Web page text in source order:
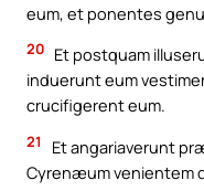
eum, et ponentes
20 Et postquam
induerunt eum
crucifigerent eum.
21
Et angariaverunt
Cyrenæum venientem